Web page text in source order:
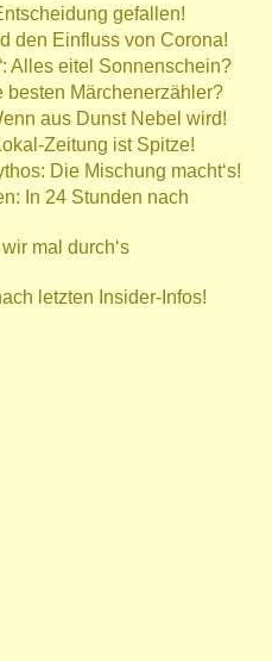
gefallen!
den Einfluss von Corona!
Alles eitel Sonnenschein?
besten Märchenerzähler?
aus Dunst Nebel wird!
Zeitung ist Spitze!
Die Mischung macht‘s!
In 24 Stunden nach
mal durch‘s
letzten Insider-Infos!